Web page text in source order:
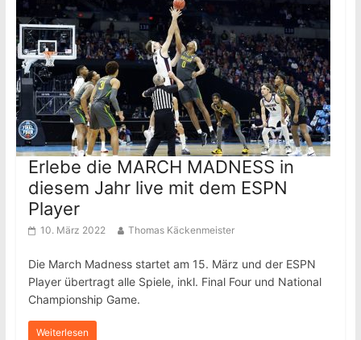
Erlebe die MARCH MADNESS in
diesem Jahr live mit dem ESPN
Player
10. März 2022 Thomas Käckenmeister
Die March Madness startet am 15. März und der ESPN
Player übertragt alle Spiele, inkl. Final Four und National
Championship Game.
Weiterlesen